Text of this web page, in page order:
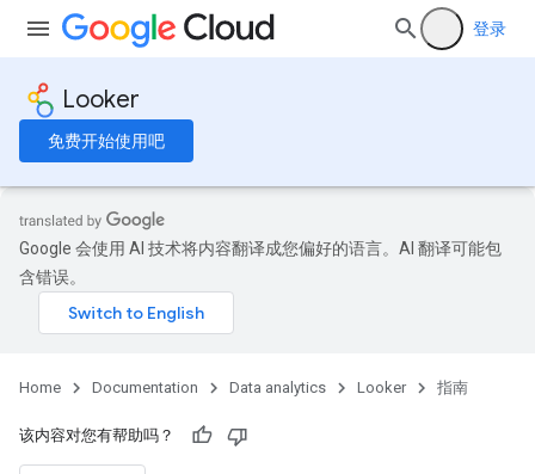
登录
Looker
免费开始使用吧
Google 会使用 AI 技术将内容翻译成您偏好的语言。AI 翻译可能包
含错误。
Home Documentation Data analytics Looker 指南
该内容对您有帮助吗？